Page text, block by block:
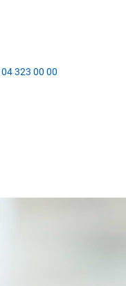
04 323 00 00